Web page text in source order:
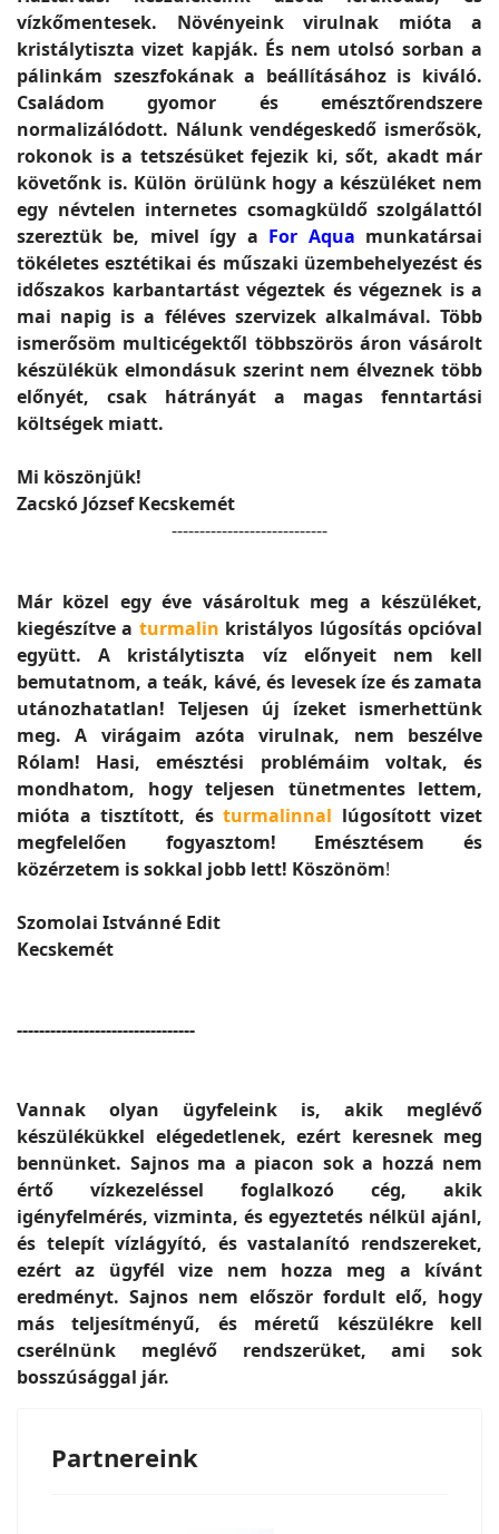
vízkőmentesek. Növényeink virulnak mióta a
kristálytiszta vizet kapják. És nem utolsó sorban a
pálinkám szeszfokának a beállításához is kiváló.
Családom gyomor és emésztőrendszere
normalizálódott. Nálunk vendégeskedő ismerősök,
rokonok is a tetszésüket fejezik ki, sőt, akadt már
követőnk is. Külön örülünk hogy a készüléket nem
egy névtelen internetes csomagküldő szolgálattól
szereztük be, mivel így a For Aqua munkatársai
tökéletes esztétikai és műszaki üzembehelyezést és
időszakos karbantartást végeztek és végeznek is a
mai napig is a féléves szervizek alkalmával. Több
ismerősöm multicégektől többszörös áron vásárolt
készülékük elmondásuk szerint nem élveznek több
előnyét, csak hátrányát a magas fenntartási
költségek miatt.
Mi köszönjük!
Zacskó József Kecskemét
----------------------------
Már közel egy éve vásároltuk meg a készüléket,
kiegészítve a turmalin kristályos lúgosítás opcióval
együtt. A kristálytiszta víz előnyeit nem kell
bemutatnom, a teák, kávé, és levesek íze és zamata
utánozhatatlan! Teljesen új ízeket ismerhettünk
meg. A virágaim azóta virulnak, nem beszélve
Rólam! Hasi, emésztési problémáim voltak, és
mondhatom, hogy teljesen tünetmentes lettem,
mióta a tisztított, és turmalinnal lúgosított vizet
megfelelően fogyasztom!
Emésztésem és
közérzetem is sokkal jobb lett! Köszönöm!
Szomolai Istvánné Edit
Kecskemét
--------------------------------
Vannak olyan ügyfeleink is, akik meglévő
készülékükkel elégedetlenek, ezért keresnek meg
bennünket. Sajnos ma a piacon sok a hozzá nem
értő vízkezeléssel foglalkozó cég, akik
igényfelmérés, vizminta, és egyeztetés nélkül ajánl,
és telepít vízlágyító, és vastalanító rendszereket,
ezért az ügyfél vize nem hozza meg a kívánt
eredményt. Sajnos nem először fordult elő, hogy
más teljesítményű, és méretű készülékre kell
cserélnünk meglévő rendszerüket, ami sok
bosszúsággal jár.
Partnereink